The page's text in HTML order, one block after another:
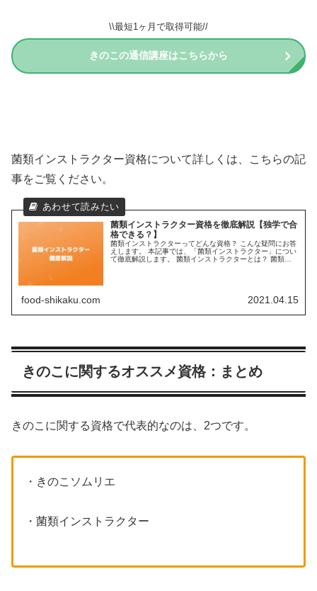
\\最短1ヶ月で取得可能//
きのこの通信講座はこちらから
菌類インストラクター資格について詳しくは、こちらの記
事をご覧ください。
菌類インストラクター資格を徹底解説【独学で合
格できる？】
菌類インストラクターってどんな資格？ こんな疑問にお答
えします。 本記事では、「菌類インストラクター」につい
て徹底解説します。 菌類インストラクターとは？ 菌類イ
food-shikaku.com 2021.04.15
きのこに関するオススメ資格：まとめ
きのこに関する資格で代表的なのは、2つです。
・きのこソムリエ
・菌類インストラクター